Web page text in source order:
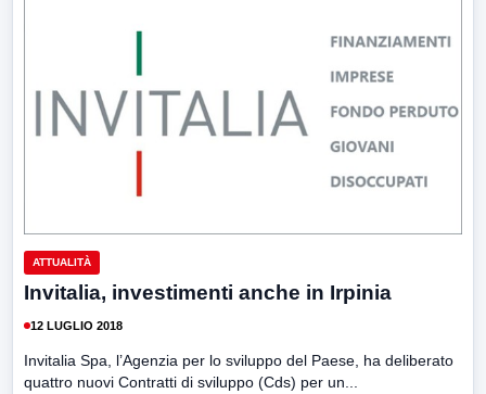
ATTUALITÀ
Invitalia, investimenti anche in Irpinia
12 LUGLIO 2018
Invitalia Spa, l’Agenzia per lo sviluppo del Paese, ha deliberato
quattro nuovi Contratti di sviluppo (Cds) per un...